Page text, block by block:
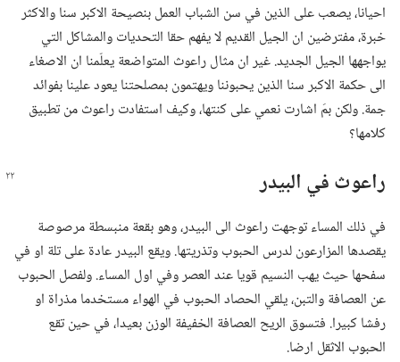
احيانا،‏ يصعب على الذين في سن الشباب العمل بنصيحة الاكبر سنا والاكثر
خبرة،‏ مفترضين ان الجيل القديم لا يفهم حقا التحديات والمشاكل التي
يواجهها الجيل الجديد.‏ غير ان مثال راعوث المتواضعة يعلّمنا ان الاصغاء
الى حكمة الاكبر سنا الذين يحبوننا ويهتمون بمصلحتنا يعود علينا بفوائد
جمة.‏ ولكن بمَ اشارت نعمي على كنتها،‏ وكيف استفادت راعوث من تطبيق
كلامها؟‏
راعوث في البيدر
في ذلك المساء توجهت راعوث الى البيدر،‏ وهو بقعة منبسطة مرصوصة
يقصدها المزارعون لدرس الحبوب وتذريتها.‏ ويقع البيدر عادة على تلة او في
سفحها حيث يهب النسيم قويا عند العصر وفي اول المساء.‏ ولفصل الحبوب
عن العصافة والتبن،‏ يلقي الحصاد الحبوب في الهواء مستخدما مذراة او
رفشا كبيرا.‏ فتسوق الريح العصافة الخفيفة الوزن بعيدا،‏ في حين تقع
الحبوب الاثقل ارضا.‏